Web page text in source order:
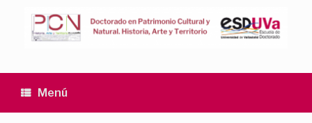
contenido
Menú